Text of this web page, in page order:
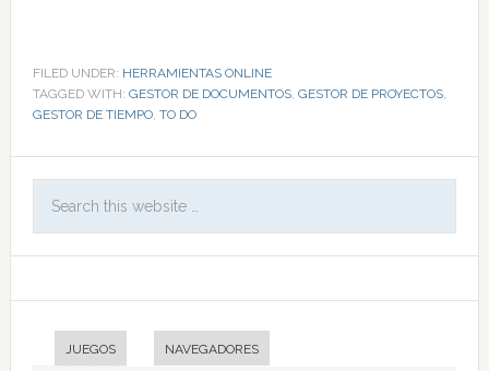
FILED UNDER: HERRAMIENTAS ONLINE
TAGGED WITH: GESTOR DE DOCUMENTOS, GESTOR DE PROYECTOS,
GESTOR DE TIEMPO, TO DO
JUEGOS NAVEGADORES